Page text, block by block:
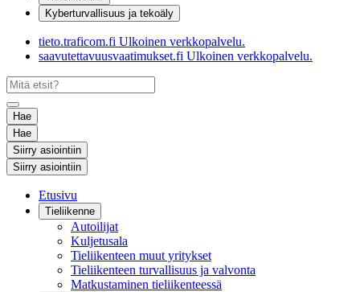
Kyberturvallisuus ja tekoäly
tieto.traficom.fi Ulkoinen verkkopalvelu.
saavutettavuusvaatimukset.fi Ulkoinen verkkopalvelu.
Hae
Hae
Siirry asiointiin
Siirry asiointiin
Etusivu
Tieliikenne
Autoilijat
Kuljetusala
Tieliikenteen muut yritykset
Tieliikenteen turvallisuus ja valvonta
Matkustaminen tieliikenteessä